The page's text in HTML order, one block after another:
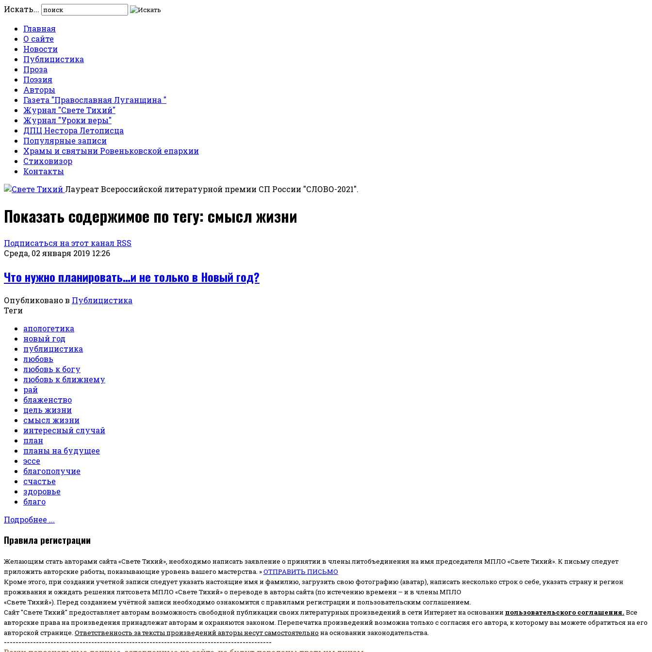
Искать...
Главная
О сайте
Новости
Публицистика
Проза
Поэзия
Авторы
Газета "Православная Луганщина "
Журнал "Свете Тихий"
Журнал "Уроки веры"
ДПЦ Нестора Летописца
Популярные записи
Храмы и святыни Ровеньковской епархии
Стиховизор
Контакты
Лауреат Всероссийской литературной премии СП России "СЛОВО-2021".
Показать содержимое по тегу: смысл жизни
Подписаться на этот канал RSS
Среда, 02 января 2019 12:26
Что нужно планировать…и не только в Новый год?
Опубликовано в Публицистика
Теги
апологетика
новый год
публицистика
любовь
любовь к богу
любовь к ближнему
рай
блаженство
цель жизни
смысл жизни
интересный случай
план
планы на будущее
эссе
благополучие
счастье
здоровье
благо
Подробнее ...
Правила регистрации
Желающим стать авторами сайта «Свете Тихий», необходимо написать заявление о принятии в члены литобъединения на имя председателя МПЛО «Свете Тихий». К письму следует
приложить авторские работы, показывающие уровень вашего мастерства. »ОТПРАВИТЬ ПИСЬМО
Кроме этого, при создании учетной записи следует указать настоящие имя и фамилию, загрузить свою фотографию (аватар), написать несколько строк о себе, указать страну и регион
проживания и ожидать решения литсовета МПЛО «Свете Тихий» о переводе в авторы сайта (по истечению времени – и в члены МПЛО
«Свете Тихий»). Перед созданием учётной записи необходимо ознакомится с правилами регистрации и пользовательским соглашением.
Сайт "Свете Тихий" предоставляет авторам возможность свободной публикации своих литературных произведений в сети Интернет на основании пользовательского соглашения. Все
авторские права на произведения принадлежат авторам и охраняются законом. Перепечатка произведений возможна только с согласия его автора, к которому вы можете обратиться на его
авторской странице. Ответственность за тексты произведений авторы несут самостоятельно на основании законодательства.
--------------------------------------------------------------------------------------------